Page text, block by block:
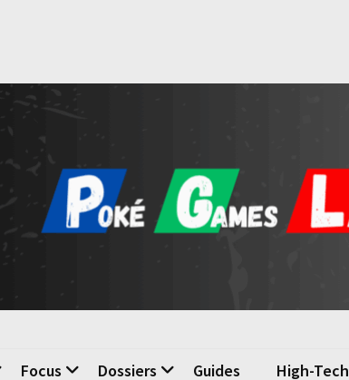
Poké Games Land
La passion du jeu vidéo
Focus Dossiers Guides High-Tech